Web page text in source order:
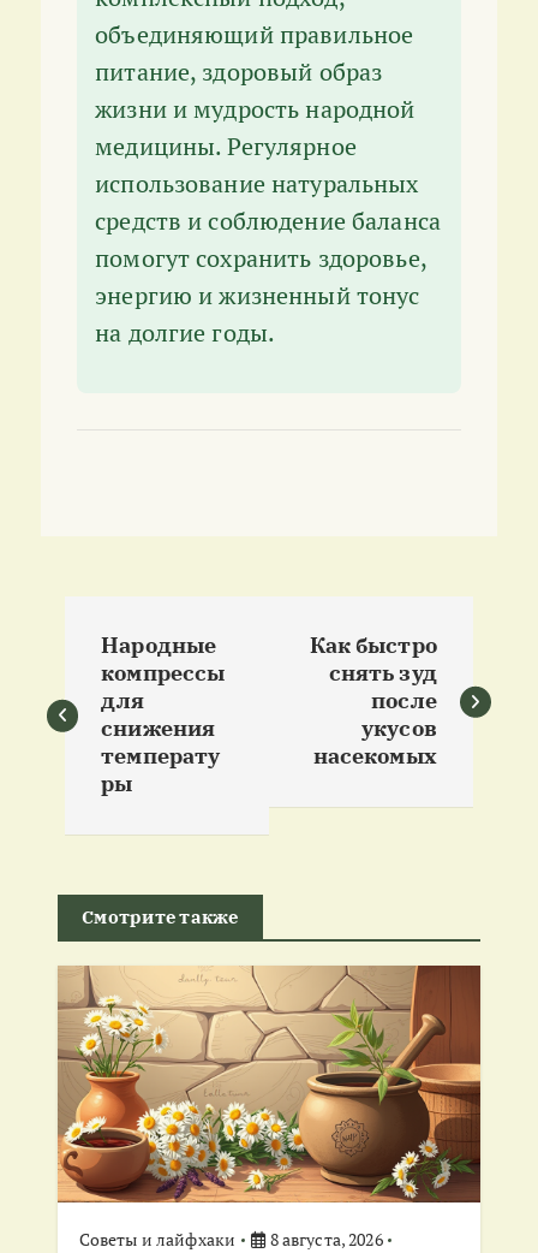
объединяющий правильное
питание, здоровый образ
жизни и мудрость народной
медицины. Регулярное
использование натуральных
средств и соблюдение баланса
помогут сохранить здоровье,
энергию и жизненный тонус
на долгие годы.
а
в
ц
и
п
о
Народные
компрессы
для
снижения
температу
ры
Как быстро
снять зуд
после
укусов
насекомых
Смотрите также
Советы и лайфхаки
8 августа, 2026